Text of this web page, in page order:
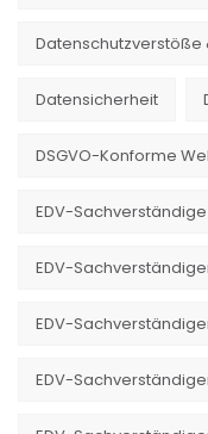
Datensicherheit
DSGVO-Konforme
EDV-
EDV-
EDV-
EDV-